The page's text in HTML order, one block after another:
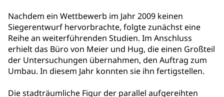
Nachdem ein Wettbewerb im Jahr 2009 keinen
Siegerentwurf hervorbrachte, folgte zunächst eine
Reihe an weiterführenden Studien. Im Anschluss
erhielt das Büro von Meier und Hug, die einen Großteil
der Untersuchungen übernahmen, den Auftrag zum
Umbau. In diesem Jahr konnten sie ihn fertigstellen.
Die stadträumliche Figur der parallel aufgereihten